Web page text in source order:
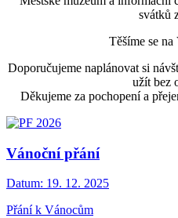
svátků
Těšíme se
Doporučujeme naplánovat si
užít bez
Děkujeme za pochopení a
Vánoční přání
Datum: 19. 12. 2025
Přání k Vánocům